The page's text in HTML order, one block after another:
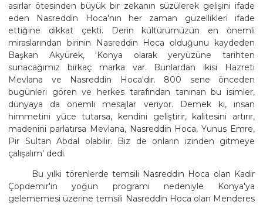
asırlar ötesinden büyük bir zekanın süzülerek gelişini ifade
eden Nasreddin Hoca'nın her zaman güzellikleri ifade
ettiğine dikkat çekti. Derin kültürümüzün en önemli
miraslarından birinin Nasreddin Hoca olduğunu kaydeden
Başkan Akyürek, 'Konya olarak yeryüzüne tarihten
sunacağımız birkaç marka var. Bunlardan ikisi Hazreti
Mevlana ve Nasreddin Hoca'dır. 800 sene önceden
bugünleri gören ve herkes tarafından tanınan bu isimler,
dünyaya da önemli mesajlar veriyor. Demek ki, insan
himmetini yüce tutarsa, kendini geliştirir, kalitesini artırır,
madenini parlatırsa Mevlana, Nasreddin Hoca, Yunus Emre,
Pir Sultan Abdal olabilir. Biz de onların izinden gitmeye
çalışalım' dedi.
Bu yılki törenlerde temsili Nasreddin Hoca olan Kadir
Çöpdemir'in yoğun programı nedeniyle Konya'ya
gelememesi üzerine temsili Nasreddin Hoca olan Menderes